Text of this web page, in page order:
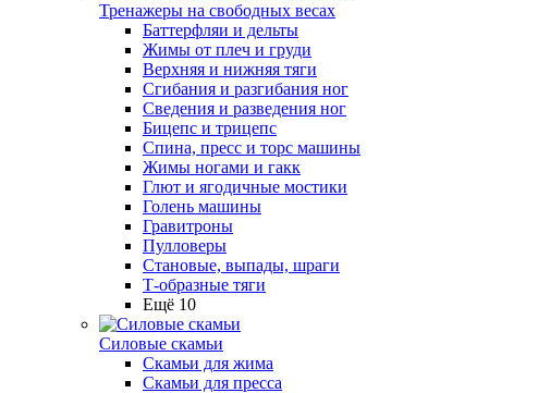
Тренажеры на свободных весах
Баттерфляи и дельты
Жимы от плеч и груди
Верхняя и нижняя тяги
Сгибания и разгибания ног
Сведения и разведения ног
Бицепс и трицепс
Спина, пресс и торс машины
Жимы ногами и гакк
Глют и ягодичные мостики
Голень машины
Гравитроны
Пулловеры
Становые, выпады, шраги
Т-образные тяги
Ещё 10
Силовые скамьи
Скамьи для жима
Скамьи для пресса